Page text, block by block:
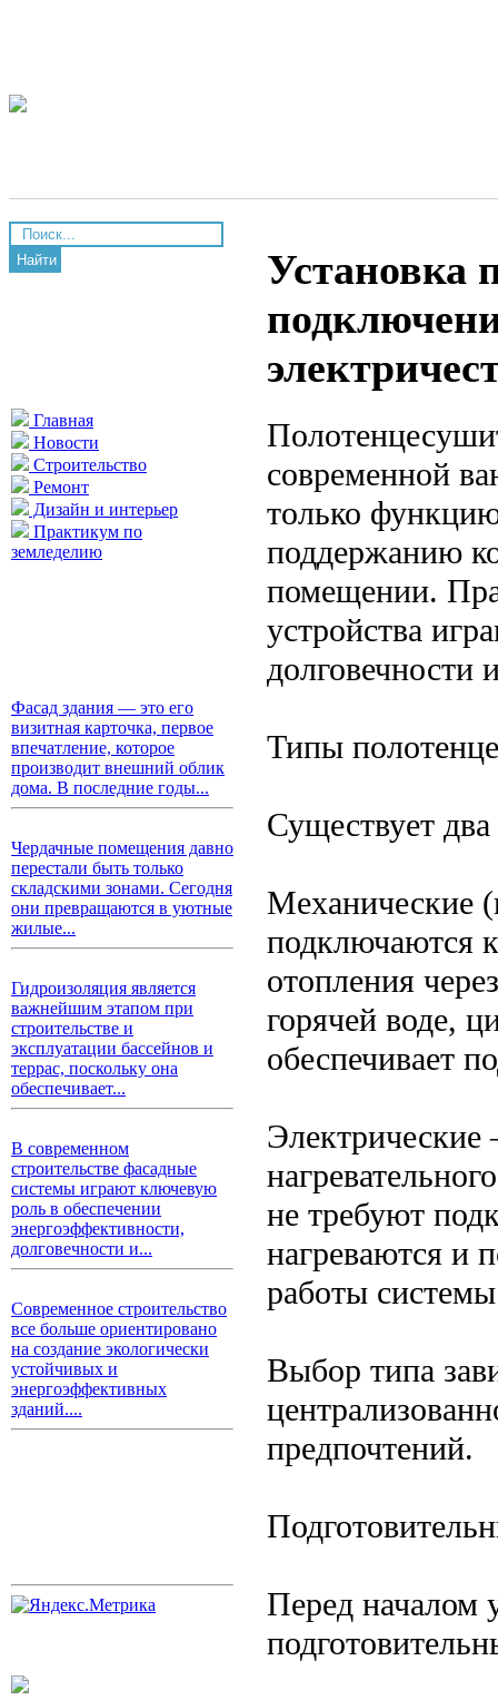
Найти
Главная
Новости
Строительство
Ремонт
Дизайн и интерьер
Практикум по
земледелию
Фасад здания — это его
визитная карточка, первое
впечатление, которое
производит внешний облик
дома. В последние годы...
Чердачные помещения давно
перестали быть только
складскими зонами. Сегодня
они превращаются в уютные
жилые...
Гидроизоляция является
важнейшим этапом при
строительстве и
эксплуатации бассейнов и
террас, поскольку она
обеспечивает...
В современном
строительстве фасадные
системы играют ключевую
роль в обеспечении
энергоэффективности,
долговечности и...
Современное строительство
все больше ориентировано
на создание экологически
устойчивых и
энергоэффективных
зданий....
Установка
современной
только
поддержанию
помещении.
устройства
долговечности
Типы
Существует
Механические
подключаются
отопления
горячей воде,
обеспечивает
Электрические
не требуют
нагреваются и
работы
Выбор типа
предпочтений.
Перед началом